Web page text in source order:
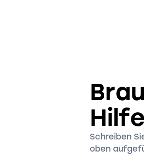
Schreiben
oben